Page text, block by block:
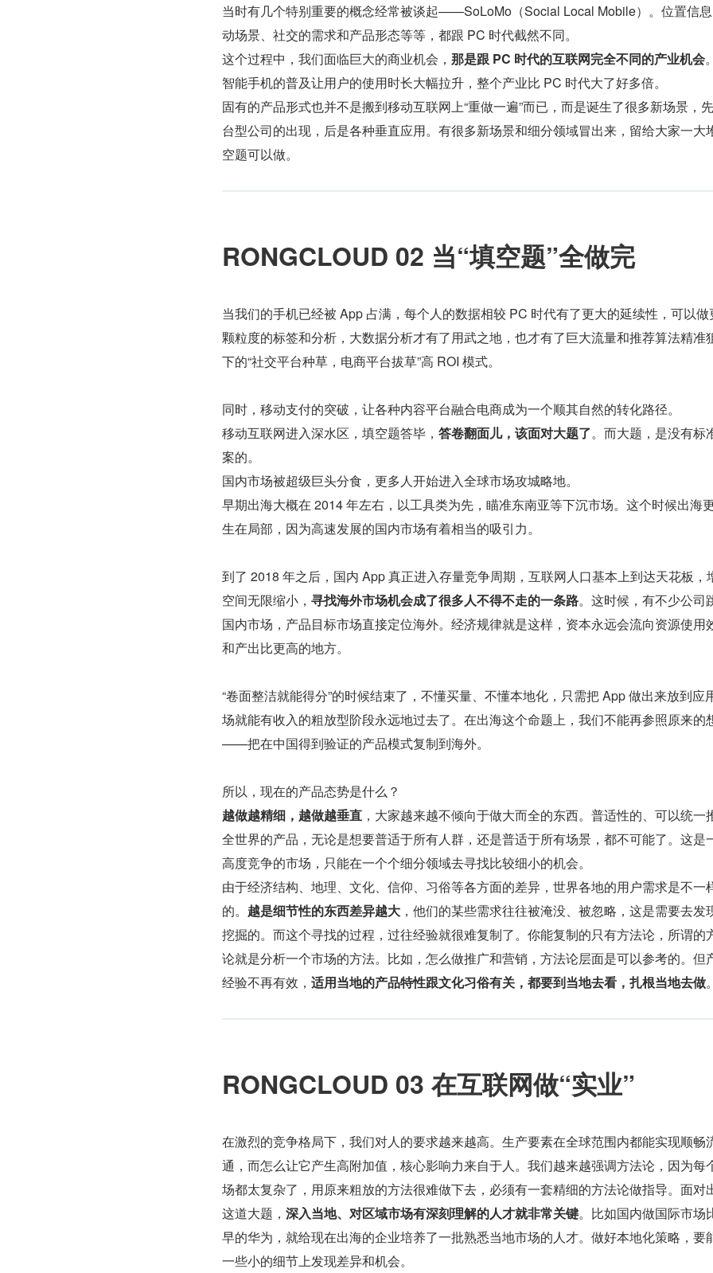
当时有几个特别重要的概念经常被谈起——SoLoMo（Social Local Mobile）。位置信
动场景、社交的需求和产品形态等等，都跟 PC 时代截然不同。
这个过程中，我们面临巨大的商业机会， 那是跟 PC 时代的互联网完全不同的产业机会。
智能手机的普及让用户的使用时长大幅拉升，整个产业比 PC 时代大了好多倍。
固有的产品形式也并不是搬到移动互联网上“重做一遍”而已，而是诞生了很多新场景，
台型公司的出现，后是各种垂直应用。有很多新场景和细分领域冒出来，留给大家一大
空题可以做。
RONGCLOUD 02 当“填空题”全做完
当我们的手机已经被 App 占满，每个人的数据相较 PC 时代有了更大的延续性，可以做
颗粒度的标签和分析，大数据分析才有了用武之地，也才有了巨大流量和推荐算法精准
下的“社交平台种草，电商平台拔草”高 ROI 模式。
同时，移动支付的突破，让各种内容平台融合电商成为一个顺其自然的转化路径。
移动互联网进入深水区，填空题答毕， 答卷翻面儿，该面对大题了。而大题，是没有标
案的。
国内市场被超级巨头分食，更多人开始进入全球市场攻城略地。
早期出海大概在 2014 年左右，以工具类为先，瞄准东南亚等下沉市场。这个时候出海
生在局部，因为高速发展的国内市场有着相当的吸引力。
到了 2018 年之后，国内 App 真正进入存量竞争周期，互联网人口基本上到达天花板，
空间无限缩小， 寻找海外市场机会成了很多人不得不走的一条路。这时候，有不少公司
国内市场，产品目标市场直接定位海外。经济规律就是这样，资本永远会流向资源使用
和产出比更高的地方。
“卷面整洁就能得分”的时候结束了，不懂买量、不懂本地化，只需把 App 做出来放到应
场就能有收入的粗放型阶段永远地过去了。在出海这个命题上，我们不能再参照原来的
——把在中国得到验证的产品模式复制到海外。
所以，现在的产品态势是什么？
越做越精细，越做越垂直 ，大家越来越不倾向于做大而全的东西。普适性的、可以统一
全世界的产品，无论是想要普适于所有人群，还是普适于所有场景，都不可能了。这是
高度竞争的市场，只能在一个个细分领域去寻找比较细小的机会。
由于经济结构、地理、文化、信仰、习俗等各方面的差异，世界各地的用户需求是不一
的。 越是细节性的东西差异越大 ，他们的某些需求往往被淹没、被忽略，这是需要去发
挖掘的。而这个寻找的过程，过往经验就很难复制了。你能复制的只有方法论，所谓的
论就是分析一个市场的方法。比如，怎么做推广和营销，方法论层面是可以参考的。但
经验不再有效， 适用当地的产品特性跟文化习俗有关，都要到当地去看，扎根当地去做。
RONGCLOUD 03 在互联网做“实业”
在激烈的竞争格局下，我们对人的要求越来越高。生产要素在全球范围内都能实现顺畅
通，而怎么让它产生高附加值，核心影响力来自于人。我们越来越强调方法论，因为每
场都太复杂了，用原来粗放的方法很难做下去，必须有一套精细的方法论做指导。面对
这道大题， 深入当地、对区域市场有深刻理解的人才就非常关键。比如国内做国际市场
早的华为，就给现在出海的企业培养了一批熟悉当地市场的人才。做好本地化策略，要
一些小的细节上发现差异和机会。